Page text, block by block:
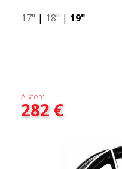
17" | 18" | 19"
Alkaen:
282€